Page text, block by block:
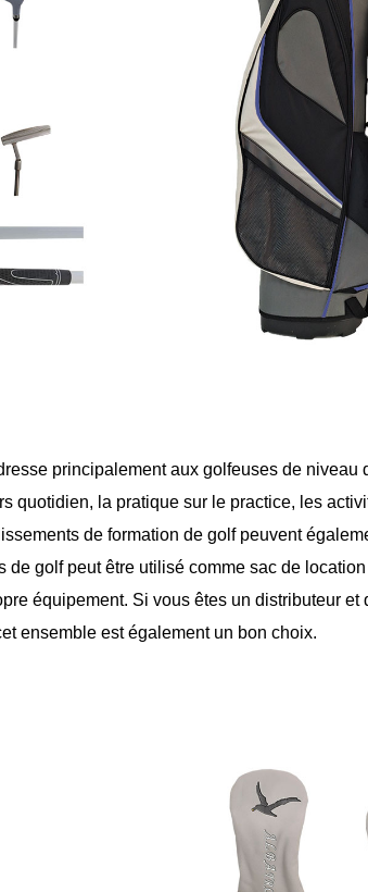
principalement aux golfeuses de niveau
quotidien, la pratique sur le practice, les
de formation de golf peuvent
de golf peut être utilisé comme sac de
équipement. Si vous êtes un distributeur et
ensemble est également un bon choix.